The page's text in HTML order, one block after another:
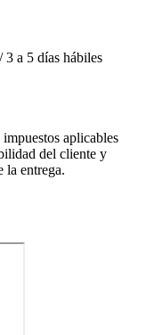
a 5 días hábiles
aplicables
del cliente y
la entrega.